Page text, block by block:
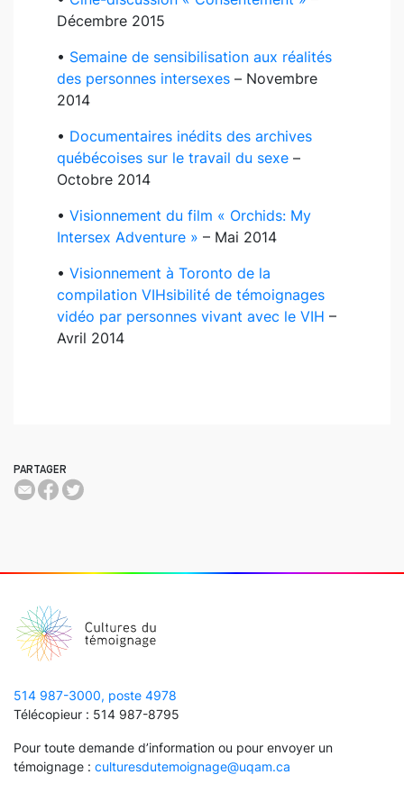
PARTAGER
Décembre 2015
• Semaine de sensibilisation aux réalités
des personnes intersexes – Novembre
2014
• Documentaires inédits des archives
québécoises sur le travail du sexe –
Octobre 2014
• Visionnement du film « Orchids: My
Intersex Adventure » – Mai 2014
• Visionnement à Toronto de la
compilation VIHsibilité de témoignages
vidéo par personnes vivant avec le VIH –
Avril 2014
514 987-3000, poste 4978
Télécopieur : 514 987-8795
Pour toute demande d’information ou pour envoyer un
témoignage : culturesdutemoignage@uqam.ca